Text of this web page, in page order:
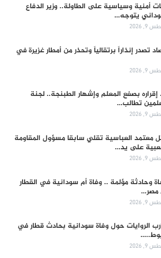
أمنية وسياسية على الطاولة.. وزير الدفاع
يتوجه…
2026
تصدر إنذاراً برتقالياً وتحذر من أمطار غزيرة في
2026
إقراره بصفع المعلم وإشهار الطبنجة.. لجنة
تطالب…
2026
معتمد العباسية تقلي سابقا مسؤول المقاومة
على يد…
2026
وحادثة مؤلمة .. وفاة أم سودانية في القطار
مصر…
2026
الروايات حول وفاة سودانية بحادث قطار في
2026